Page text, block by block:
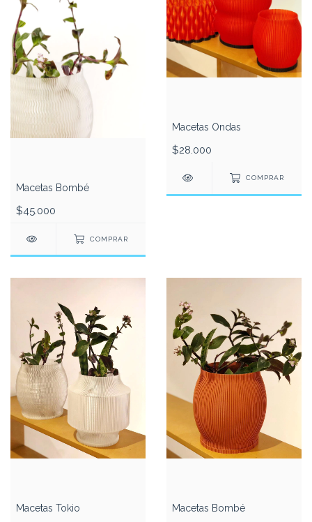
Macetas Bombé
$45.000
COMPRAR
Macetas Ondas
$28.000
COMPRAR
Macetas Tokio Macetas Bombé